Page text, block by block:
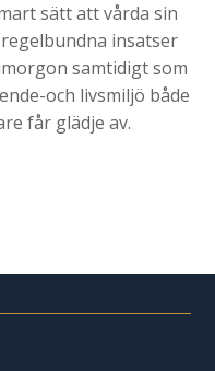
sätt att vårda sin
insatser
samtidigt som
och livsmiljö både
får glädje av.